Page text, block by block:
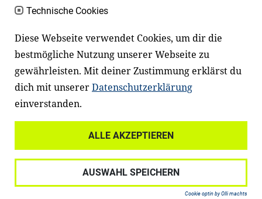
Newsletter
Facebook LinkedIn
Datenschutz
Haftungsausschluss
Impressum
Technische Cookies
Diese Webseite verwendet Cookies, um dir die
bestmögliche Nutzung unserer Webseite zu
gewährleisten. Mit deiner Zustimmung erklärst du
dich mit unsererDatenschutzerklärung
einverstanden.
ALLE AKZEPTIEREN
AUSWAHL SPEICHERN
Cookie optin by Olli machts